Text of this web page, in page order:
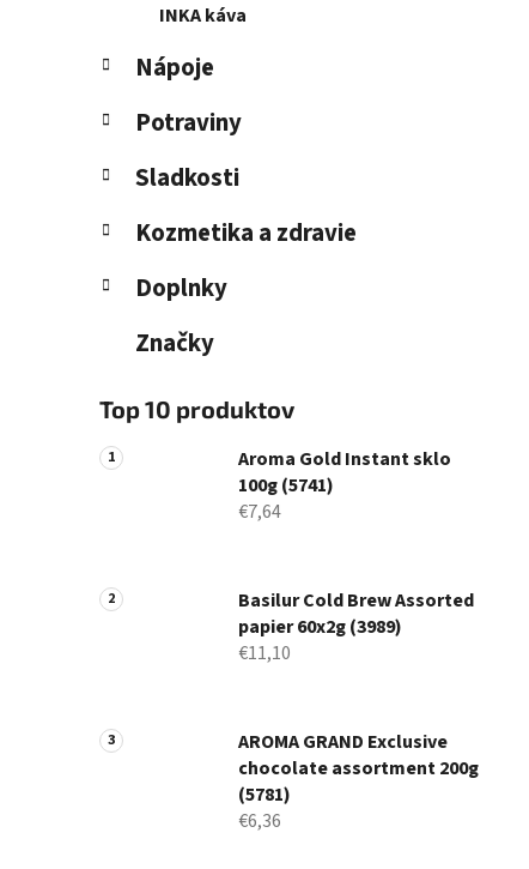
INKA káva
Nápoje
Potraviny
Sladkosti
Kozmetika a zdravie
Doplnky
Značky
Top 10 produktov
Aroma Gold Instant sklo
100g (5741)
€7,64
Basilur Cold Brew Assorted
papier 60x2g (3989)
€11,10
AROMA GRAND Exclusive
chocolate assortment 200g
(5781)
€6,36